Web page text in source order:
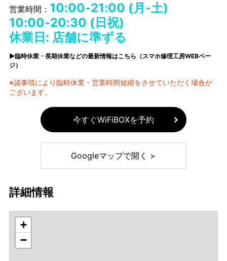
営業時間： 10:00-21:00 (月-土)
10:00-20:30 (日祝)
休業日: 店舗に準ずる
▶臨時休業・長期休業などの最新情報はこちら（スマホ修理工房WEBペー
ジ）
※諸事情により臨時休業・営業時間短縮をさせていただく場合が
ございます。
今すぐWiFiBOXを予約
Googleマップで開く >
詳細情報
+
−